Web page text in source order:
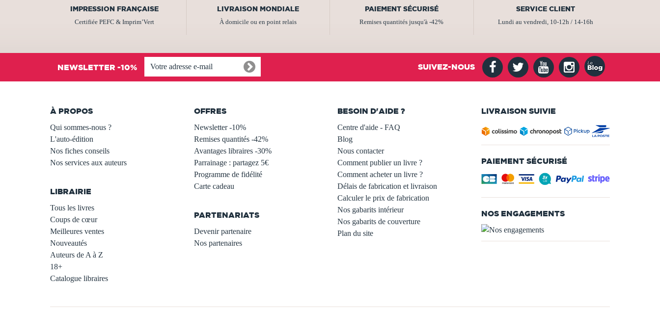
IMPRESSION FRANÇAISE
Certifiée PEFC & Imprim’Vert
LIVRAISON MONDIALE
À domicile ou en point relais
PAIEMENT SÉCURISÉ
Remises quantités jusqu'à -42%
SERVICE CLIENT
Lundi au vendredi, 10-12h / 14-16h
NEWSLETTER -10% SUIVEZ-NOUS
À PROPOS
Qui sommes-nous ?
L'auto-édition
Nos fiches conseils
Nos services aux auteurs
LIBRAIRIE
Tous les livres
Coups de cœur
Meilleures ventes
Nouveautés
Auteurs de A à Z
18+
Catalogue libraires
OFFRES
Newsletter -10%
Remises quantités -42%
Avantages libraires -30%
Parrainage : partagez 5€
Programme de fidélité
Carte cadeau
PARTENARIATS
Devenir partenaire
Nos partenaires
BESOIN D'AIDE ?
Centre d'aide - FAQ
Blog
Nous contacter
Comment publier un livre ?
Comment acheter un livre ?
Délais de fabrication et livraison
Calculer le prix de fabrication
Nos gabarits intérieur
Nos gabarits de couverture
Plan du site
LIVRAISON SUIVIE
PAIEMENT SÉCURISÉ
NOS ENGAGEMENTS